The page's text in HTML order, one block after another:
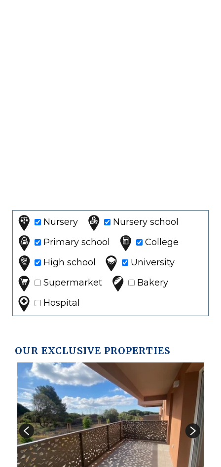
Nursery
Nursery school
Primary school
College
High school
University
Supermarket
Bakery
Hospital
OUR EXCLUSIVE PROPERTIES